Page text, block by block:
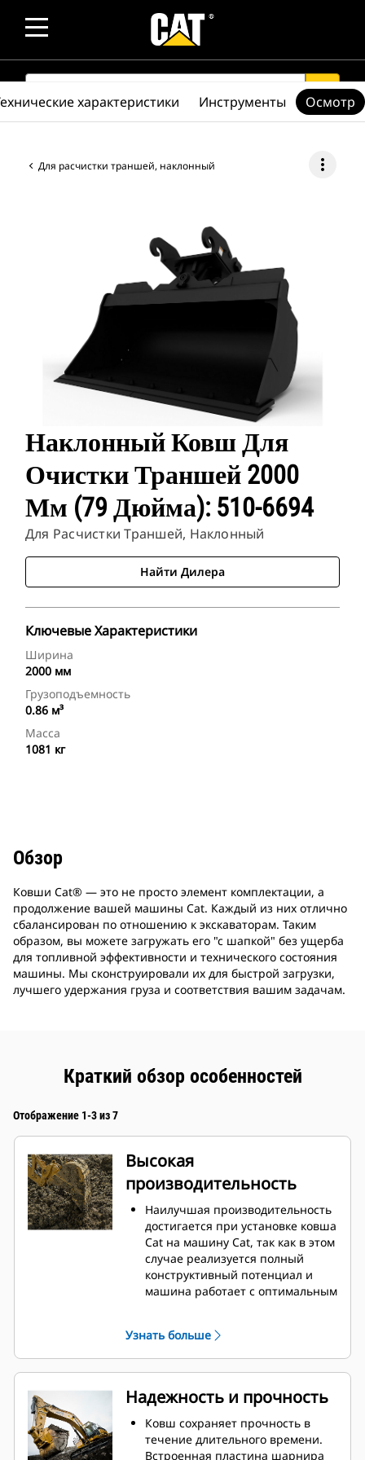
SEARCH search
Для расчистки траншей, наклонный more_vert
Наклонный Ковш Для
Очистки Траншей 2000
Мм (79 Дюйма): 510-6694
Для Расчистки Траншей, Наклонный
Найти Дилера
Ключевые Характеристики
Ширина
2000 мм
Грузоподъемность
0.86 м³
Масса
1081 кг
характеристики Инструменты Осмотр
Обзор
Ковши Cat® ― это не просто элемент комплектации, а
продолжение вашей машины Cat. Каждый из них отлично
сбалансирован по отношению к экскаваторам. Таким
образом, вы можете загружать его "с шапкой" без ущерба
для топливной эффективности и технического состояния
машины. Мы сконструировали их для быстрой загрузки,
лучшего удержания груза и соответствия вашим задачам.
Краткий обзор особенностей
Отображение 1-3 из 7
Высокая
производительность
Наилучшая производительность
достигается при установке ковша
Cat на машину Cat, так как в этом
случае реализуется полный
конструктивный потенциал и
машина работает с оптимальным
радиусом позволяет улучшить
поток материала в ковш.
Дополнительный зазор в области
часть ковша не цепляется за
грунт, что снижает затраты на
техническое обслуживание.
Расход топлива достигает
Узнать больше
Надежность и прочность
Ковш сохраняет прочность в
течение длительного времени.
Встроенная пластина шарнира